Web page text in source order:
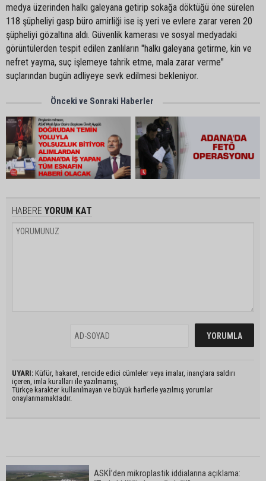
medya üzerinden halkı galeyana getirip sokağa döktüğü öne sürelen
118 şüpheliyi gasp büro amirliği ise iş yeri ve evlere zarar veren 20
şüpheliyi gözaltına aldı. Güvenlik kamerası ve sosyal medyadaki
görüntülerden tespit edilen zanlıların "halkı galeyana getirme, kin ve
nefret yayma, suç işlemeye tahrik etme, mala zarar verme"
suçlarından bugün adliyeye sevk edilmesi bekleniyor.
Önceki ve Sonraki Haberler
HABERE YORUM KAT
UYARI: Küfür, hakaret, rencide edici cümleler veya imalar, inançlara saldırı
içeren, imla kuralları ile yazılmamış,
Türkçe karakter kullanılmayan ve büyük harflerle yazılmış yorumlar
onaylanmamaktadır.
ASKİ’den mikroplastik iddialarına açıklama: